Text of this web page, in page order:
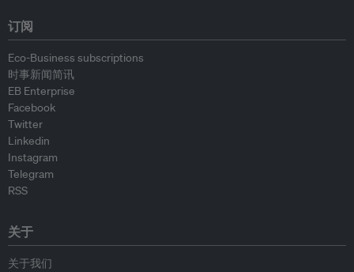
订阅
Eco-Business subscriptions
时事新闻简讯
EB Enterprise
Facebook
Twitter
Linkedin
Instagram
Telegram
RSS
关于
关于我们